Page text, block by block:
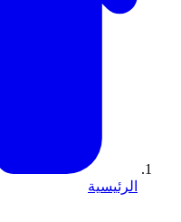
الرئيسية